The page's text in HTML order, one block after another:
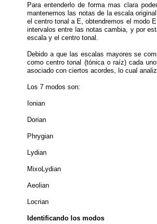
Para entenderlo de forma mas clara
mantenemos las notas de la escala
el centro tonal a E, obtendremos el modo
intervalos entre las notas cambia, y por
escala y el centro tonal.
Debido a que las escalas mayores se
como centro tonal (tónica o raíz) cada
asociado con ciertos acordes, lo cual
Los 7 modos son:
Ionian
Dorian
Phrygian
Lydian
MixoLydian
Aeolian
Locrian
Identificando los modos